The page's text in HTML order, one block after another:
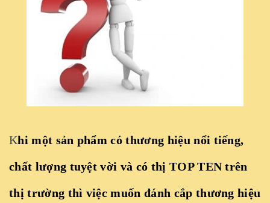
Khi một sản phẩm có thương hiệu nổi tiếng,
chất lượng tuyệt vời và có thị TOP TEN trên
thị trường thì việc muốn đánh cắp thương hiệu